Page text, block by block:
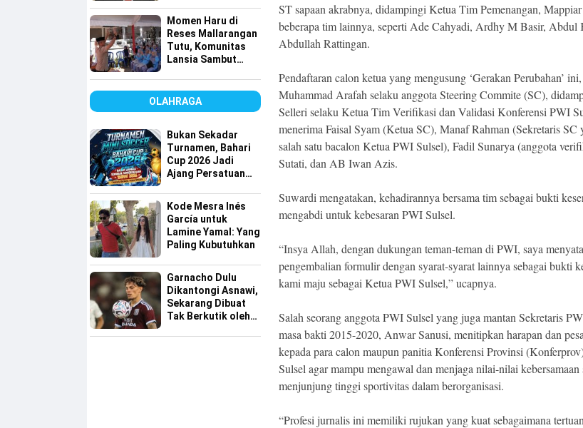
Kurang Mampu
Momen Haru di
Reses Mallarangan
Tutu, Komunitas
Lansia Sambut
OLAHRAGA
Bukan Sekadar
Turnamen, Bahari
Cup 2026 Jadi
Ajang Persatuan
Sinjai
Kode Mesra Inés
García untuk
Lamine Yamal: Yang
Paling Kubutuhkan
Garnacho Dulu
Dikantongi Asnawi,
Sekarang Dibuat
Tak Berkutik oleh
ST sapaan akrabnya, didampingi Ketua Tim Pemenangan,
beberapa tim lainnya, seperti Ade Cahyadi, Ardhy M Basir, Abdul
Abdullah Rattingan.
Pendaftaran calon ketua yang mengusung ‘Gerakan Perubahan’
Muhammad Arafah selaku anggota Steering Commite (SC),
Selleri selaku Ketua Tim Verifikasi dan Validasi Konferensi PWI
menerima Faisal Syam (Ketua SC), Manaf Rahman (Sekretaris SC
salah satu bacalon Ketua PWI Sulsel), Fadil Sunarya (anggota
Sutati, dan AB Iwan Azis.
Suwardi mengatakan, kehadirannya bersama tim sebagai bukti
mengabdi untuk kebesaran PWI Sulsel.
“Insya Allah, dengan dukungan teman-teman di PWI, saya
pengembalian formulir dengan syarat-syarat lainnya sebagai bukti
kami maju sebagai Ketua PWI Sulsel,” ucapnya.
Salah seorang anggota PWI Sulsel yang juga mantan Sekretaris
masa bakti 2015-2020, Anwar Sanusi, menitipkan harapan dan
kepada para calon maupun panitia Konferensi Provinsi
Sulsel agar mampu mengawal dan menjaga nilai-nilai kebersamaan
menjunjung tinggi sportivitas dalam berorganisasi.
“Profesi jurnalis ini memiliki rujukan yang kuat sebagaimana